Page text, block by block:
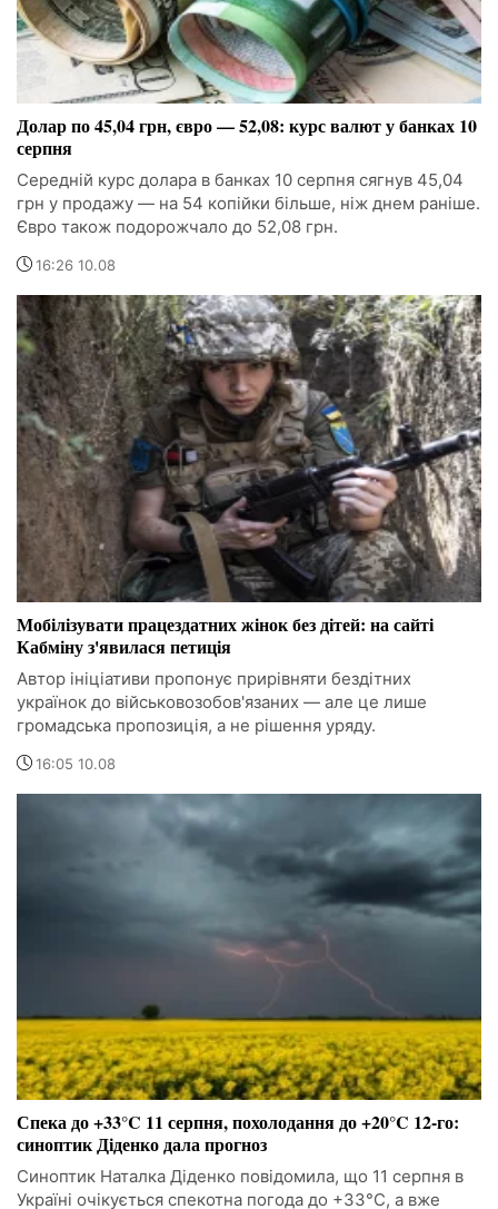
Долар по 45,04 грн, євро — 52,08: курс валют у банках 10
серпня
Середній курс долара в банках 10 серпня сягнув 45,04
грн у продажу — на 54 копійки більше, ніж днем раніше.
Євро також подорожчало до 52,08 грн.
16:26 10.08
Мобілізувати працездатних жінок без дітей: на сайті
Кабміну з'явилася петиція
Автор ініціативи пропонує прирівняти бездітних
українок до військовозобов'язаних — але це лише
громадська пропозиція, а не рішення уряду.
16:05 10.08
Спека до +33°C 11 серпня, похолодання до +20°C 12-го:
синоптик Діденко дала прогноз
Синоптик Наталка Діденко повідомила, що 11 серпня в
Україні очікується спекотна погода до +33°C, а вже